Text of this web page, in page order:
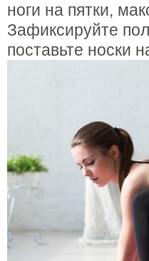
ноги на пятки,
Зафиксируйте
поставьте носки